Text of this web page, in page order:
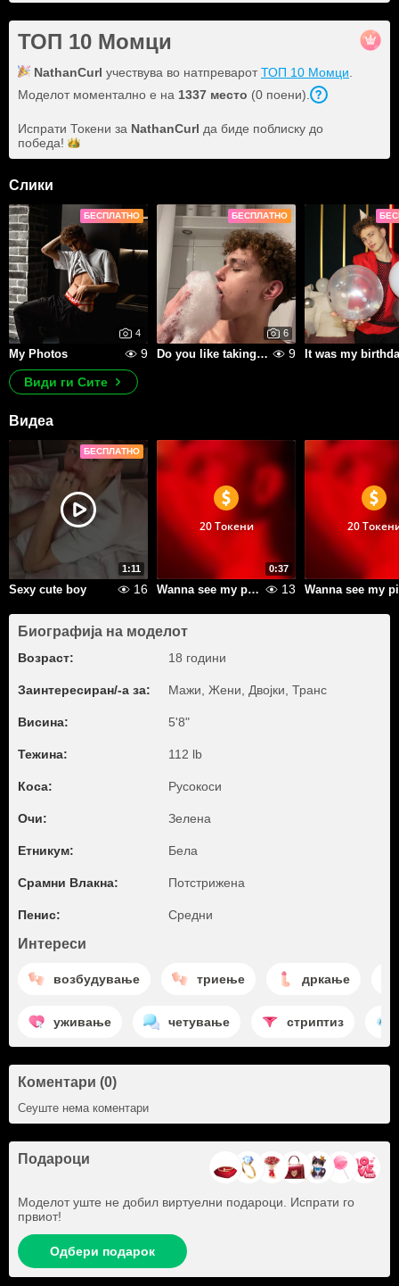
ТОП 10 Момци
NathanCurl учествува во натпреваротТОП 10 Момци
Моделот моментално е на 1337 место (0 поени).
Испрати Токени за NathanCurl да биде поблиску до
победа!
Слики
БЕСПЛАТНО
4
My Photos 9
БЕСПЛАТНО
6
Do you like taking baths?🛀 9
Види ги Сите
Видеа
БЕСПЛАТНО
1:11
Sexy cute boy 16
0:37
20 Токени
Wanna see my piercings? 13
20
Биографија на моделот
Возраст: 18 години
Заинтересиран/-а за: Мажи, Жени, Двојки, Транс
Висина: 5'8"
Тежина: 112 lb
Коса: Русокоси
Очи: Зелена
Етникум: Бела
Срамни Влакна: Потстрижена
Пенис: Средни
Интереси
возбудување триење дркање
уживање четување стриптиз
Коментари (0)
Сеуште нема коментари
Подароци
Моделот уште не добил виртуелни подароци. Испрати го
првиот!
Одбери подарок